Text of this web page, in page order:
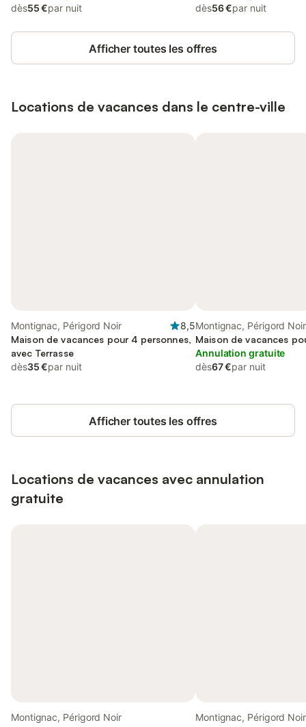
dès55 €par nuit
dès56 €par nuit
Afficher toutes les offres
Locations de vacances dans le centre-ville
Montignac, Périgord Noir
8,5
Maison de vacances pour 4 personnes,
avec Terrasse
dès35 €par nuit
Montignac, Périgord Noir
Maison de vacances
Annulation gratuite
dès67 €par nuit
Afficher toutes les offres
Locations de vacances avec annulation
gratuite
Montignac, Périgord Noir
Montignac, Périgord Noir